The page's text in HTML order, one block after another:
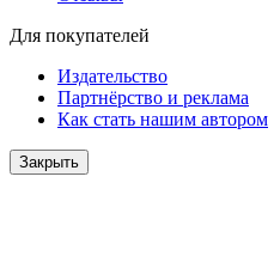
Для покупателей
Издательство
Партнёрство и реклама
Как стать нашим автором
Закрыть